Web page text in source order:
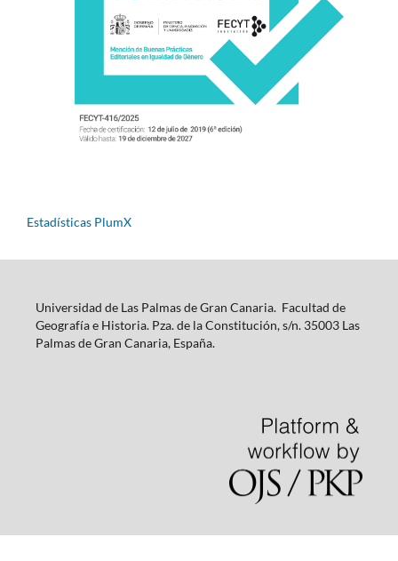
Estadísticas PlumX
Universidad de Las Palmas de Gran Canaria. Facultad de
Geografía e Historia. Pza. de la Constitución, s/n. 35003 Las
Palmas de Gran Canaria, España.